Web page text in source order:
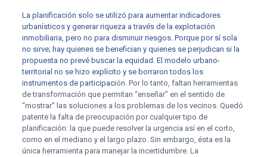
La planificación solo se utilizó para aumentar indicadores
urbanísticos y generar riqueza a través de la explotación
inmobiliaria, pero no para disminuir riesgos. Porque por sí sola
no sirve; hay quienes se benefician y quienes se perjudican si la
propuesta no prevé buscar la equidad. El modelo urbano-
territorial no se hizo explícito y se borraron todos los
instrumentos de participación. Por lo tanto, faltan herramientas
de transformación que permitan “enseñar” en el sentido de
“mostrar” las soluciones a los problemas de los vecinos. Quedó
patente la falta de preocupación por cualquier tipo de
planificación: la que puede resolver la urgencia así en el corto,
como en el mediano y el largo plazo. Sin embargo, ésta es la
única herramienta para manejar la incertidumbre. La